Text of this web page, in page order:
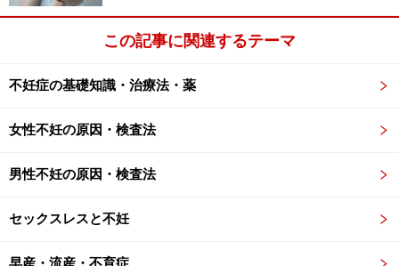
昔のように大多数だとは思えないのです。
だから、SEXレスの夫を持っていたら、夫の性的な好み
を把握しておくことは大事かなと思います。調べ方はい
たって簡単です。ネットや携帯の履歴を調べればどのよ
うなサイトを好んでみているのかが一目瞭然です。ま
た、エッチな本やビデオを隠し持っていると思いますの
で見つければその傾向はわかるかと思います。
われていることです。その辺はうまく対策をしてほしい
この記事に関連するテーマ
不妊症の基礎知識・治療法・薬
女性不妊の原因・検査法
男性不妊の原因・検査法
セックスレスと不妊